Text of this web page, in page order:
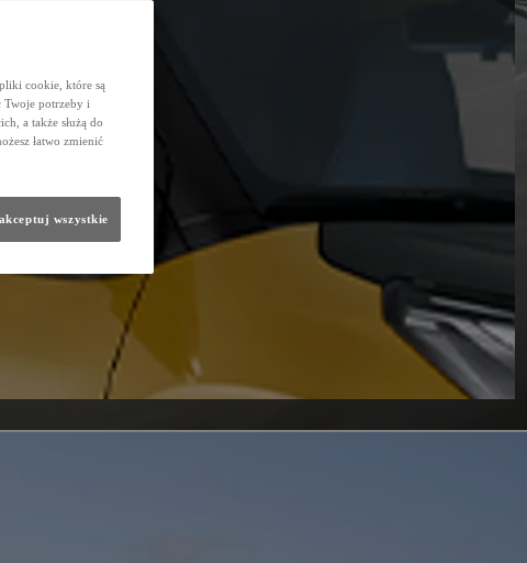
cookie, które są
Twoje potrzeby i
a także służą do
łatwo zmienić
wszystkie